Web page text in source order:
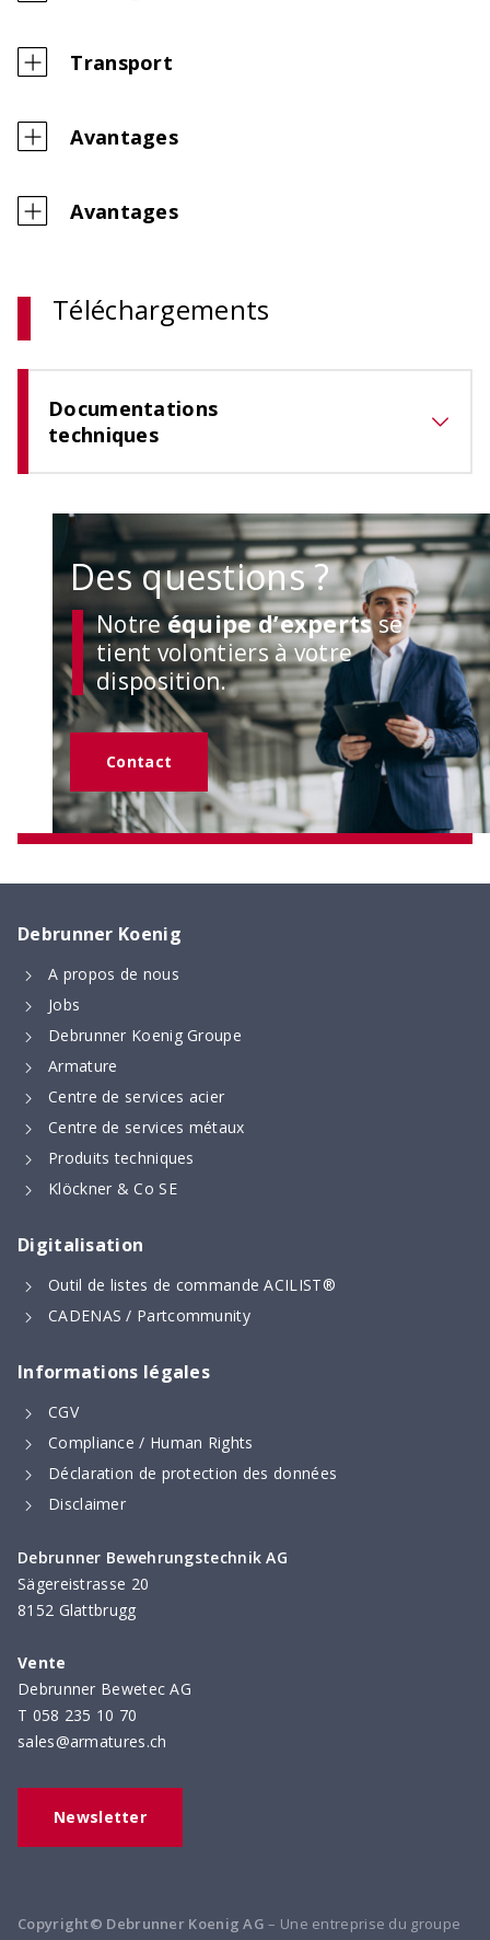
Transport
Avantages
Avantages
Téléchargements
Documentations
techniques
Des questions ?
Notreéquipe d’expertsse
tient volontiers à votre
disposition.
Contact
Debrunner Koenig
A propos de nous
Jobs
Debrunner Koenig Groupe
Armature
Centre de services acier
Centre de services métaux
Produits techniques
Klöckner & Co SE
Digitalisation
Outil de listes de commande ACILIST®
CADENAS / Partcommunity
Informations légales
CGV
Compliance / Human Rights
Déclaration de protection des données
Disclaimer
Debrunner Bewehrungstechnik AG
Sägereistrasse 20
8152 Glattbrugg
Vente
Debrunner Bewetec AG
T 058 235 10 70
sales@armatures.ch
Newsletter
Copyright© Debrunner Koenig AG – Une entreprise du groupe